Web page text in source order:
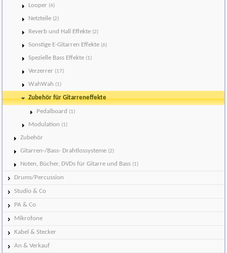
Looper (4)
Netzteile (2)
Reverb und Hall Effekte (2)
Sonstige E-Gitarren Effekte (6)
Spezielle Bass Effekte (1)
Verzerrer (17)
WahWah (1)
Zubehör für Gitarreneffekte
Pedalboard (1)
Modulation (1)
Zubehör
Gitarren-/Bass- Drahtlossysteme (2)
Noten, Bücher, DVDs für Gitarre und Bass (1)
Drums/Percussion
Studio & Co
PA & Co
Mikrofone
Kabel & Stecker
An & Verkauf